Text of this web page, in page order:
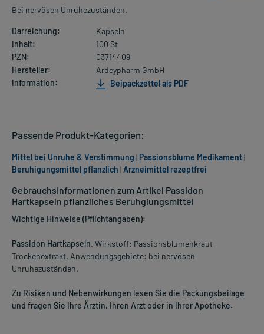
Bei nervösen Unruhezuständen.
Darreichung:
Kapseln
Inhalt:
100 St
PZN:
03714409
Hersteller:
Ardeypharm GmbH
Information:
Beipackzettel als PDF
Gebrauchsinformationen zum Artikel Passidon
Hartkapseln pflanzliches Beruhgiungsmittel
Wichtige Hinweise (Pflichtangaben):
Passidon Hartkapseln. Wirkstoff: Passionsblumenkraut-
Trockenextrakt. Anwendungsgebiete: bei nervösen
Unruhezuständen.
Zu Risiken und Nebenwirkungen lesen Sie die Packungsbeilage
und fragen Sie Ihre Ärztin, Ihren Arzt oder in Ihrer Apotheke.
Passende Produkt-Kategorien:
Mittel bei Unruhe & Verstimmung | Passionsblume Medikament|
Beruhigungsmittel pflanzlich |Arzneimittel rezeptfrei